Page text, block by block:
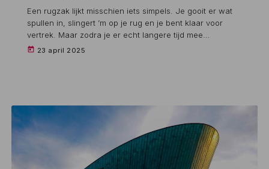
Een rugzak lijkt misschien iets simpels. Je gooit er wat
spullen in, slingert ’m op je rug en je bent klaar voor
vertrek. Maar zodra je er echt langere tijd mee
onderweg bent, merk je al snel het verschil tussen een
today 23 april 2025